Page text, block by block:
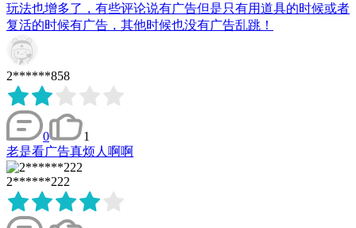
玩法也增多了，有些评论说有广告但是只有用道具的时候或者
复活的时候有广告，其他时候也没有广告乱跳！
2******858
0
1
老是看广告真烦人啊啊
2******222